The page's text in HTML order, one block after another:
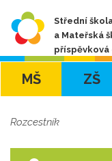
Střední
a Mateřská
MŠ ZŠ
Rozcestník